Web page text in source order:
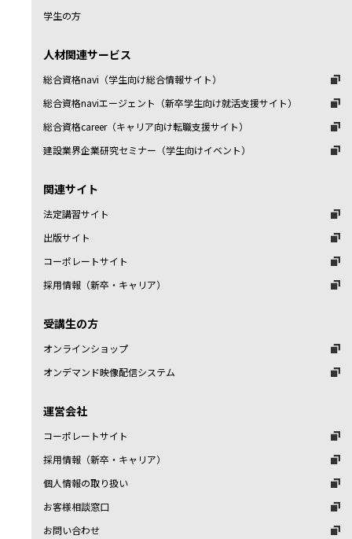
学生の方
人材関連サービス
総合資格navi（学生向け総合情報サイト）
総合資格naviエージェント（新卒学生向け就活支援サイト）
総合資格career（キャリア向け転職支援サイト）
建設業界企業研究セミナー（学生向けイベント）
関連サイト
法定講習サイト
出版サイト
コーポレートサイト
採用情報（新卒・キャリア）
受講生の方
オンラインショップ
オンデマンド映像配信システム
運営会社
コーポレートサイト
採用情報（新卒・キャリア）
個人情報の取り扱い
お客様相談窓口
お問い合わせ